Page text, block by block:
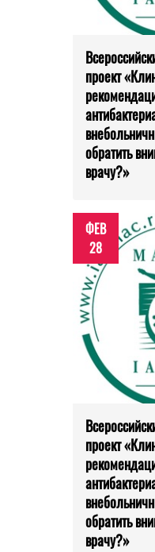
проект
обратить
врачу?»
ФЕВ
28
проект
обратить
врачу?»